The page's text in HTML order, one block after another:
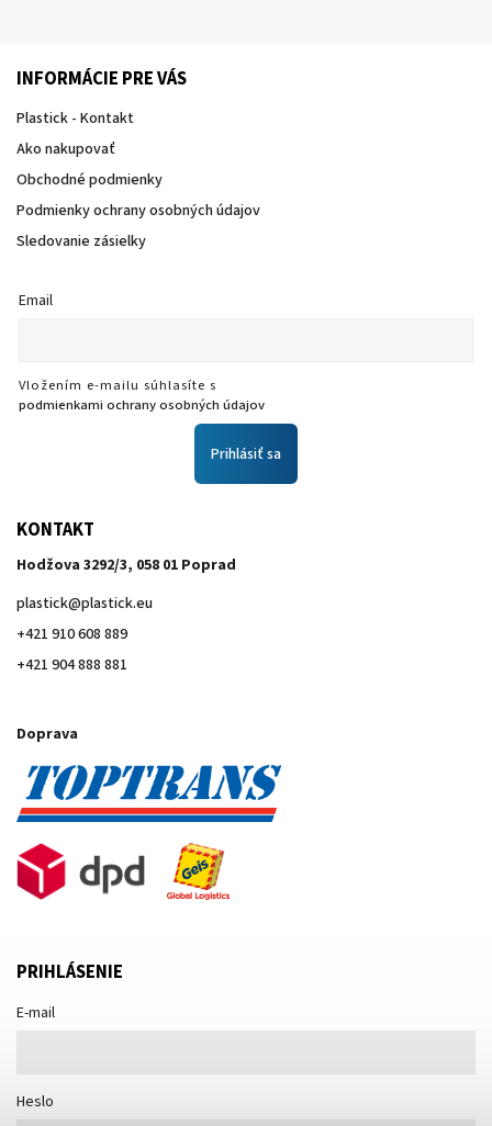
INFORMÁCIE PRE VÁS
Plastick - Kontakt
Ako nakupovať
Obchodné podmienky
Podmienky ochrany osobných údajov
Sledovanie zásielky
Email
Vložením e-mailu súhlasíte s
podmienkami ochrany osobných údajov
Prihlásiť sa
KONTAKT
Hodžova 3292/3, 058 01 Poprad
plastick@plastick.eu
+421 910 608 889
+421 904 888 881
Doprava
PRIHLÁSENIE
E-mail
Heslo